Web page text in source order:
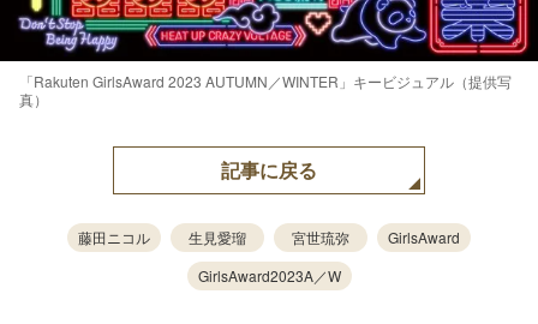
「Rakuten GirlsAward 2023 AUTUMN／WINTER」キービジュアル（提供写
真）
記事に戻る
藤田ニコル 生見愛瑠 宮世琉弥
GirlsAward
GirlsAward2023A／W